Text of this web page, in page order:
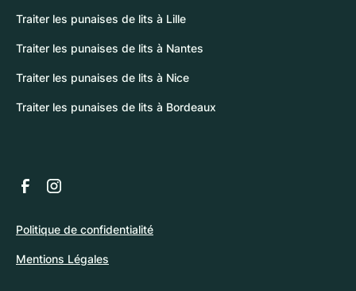
Traiter les punaises de lits à Lille
Traiter les punaises de lits à Nantes
Traiter les punaises de lits à Nice
Traiter les punaises de lits à Bordeaux
Politique de confidentialité
Mentions Légales